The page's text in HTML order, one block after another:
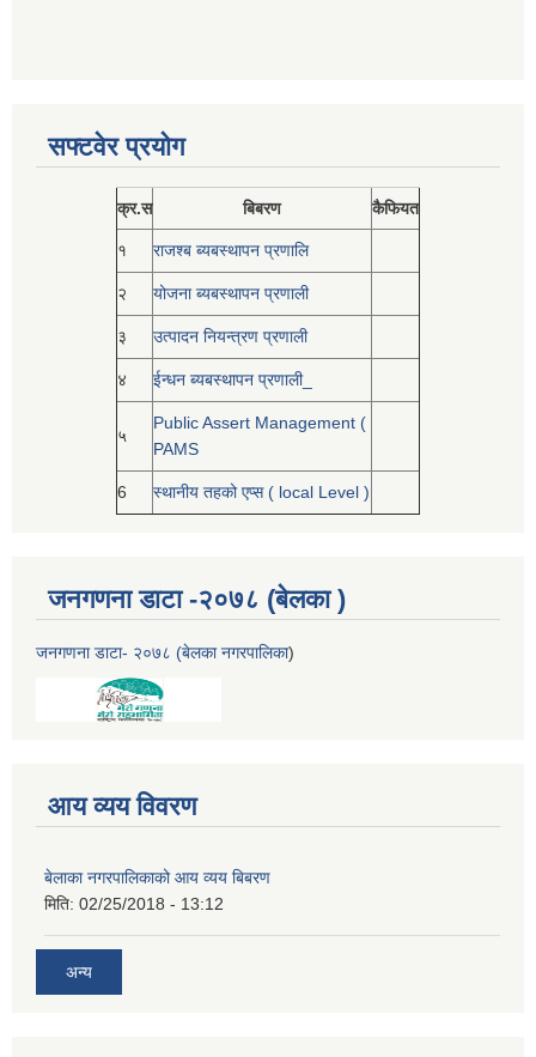
सफ्टवेर प्रयोग
क्र.स बिबरण कैफियत
१ राजश्ब ब्यबस्थापन प्रणालि
२ योजना ब्यबस्थापन प्रणाली
३ उत्पादन नियन्त्रण प्रणाली
४ ईन्धन ब्यबस्थापन प्रणाली_
५
Public Assert Management (
PAMS
6 स्थानीय तहको एप्स ( local Level )
जनगणना डाटा -२०७८ (बेलका )
जनगणना डाटा- २०७८ (बेलका नगरपालिका)
आय व्यय विवरण
बेलाका नगरपालिकाको आय व्यय बिबरण
मिति: 02/25/2018 - 13:12
अन्य